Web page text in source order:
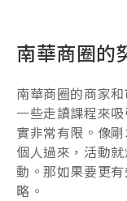
南華商圈的
南華商圈的商家
一些走讀課程來
實非常有限。像
個人過來，活動
動。那如果要更
略。